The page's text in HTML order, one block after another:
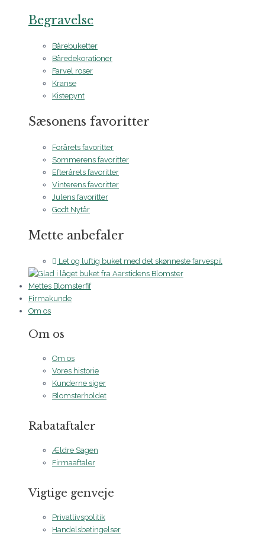
Begravelse
Bårebuketter
Båredekorationer
Farvel roser
Kranse
Kistepynt
Sæsonens favoritter
Forårets favoritter
Sommerens favoritter
Efterårets favoritter
Vinterens favoritter
Julens favoritter
Godt Nytår
Mette anbefaler
Let og luftig buket med det skønneste farvespil
Mettes Blomsterfif
Firmakunde
Om os
Om os
Om os
Vores historie
Kunderne siger
Blomsterholdet
Rabataftaler
Ældre Sagen
Firmaaftaler
Vigtige genveje
Privatlivspolitik
Handelsbetingelser